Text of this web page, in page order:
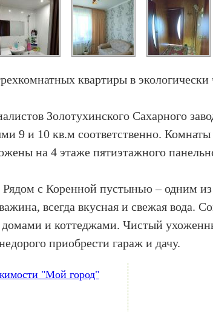
квартиры в
Золотухинского Сахарного
9 и 10 кв.м соответственно.
на 4 этаже пятиэтажного
с Коренной пустынью – одним
всегда вкусная и свежая
и коттеджами. Чистый
приобрести гараж и дачу.
"Мой город"